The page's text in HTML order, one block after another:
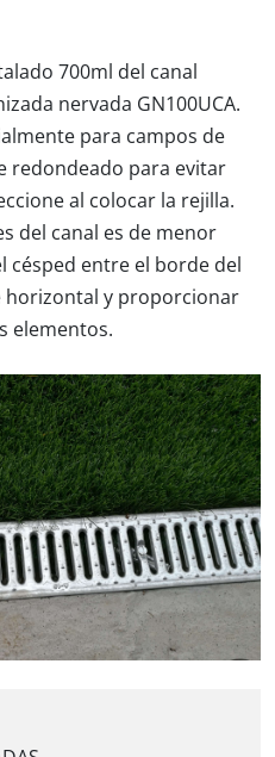
700ml del canal
nervada GN100UCA.
para campos de
redondeado para evitar
al colocar la rejilla.
del canal es de menor
césped entre el borde del
horizontal y proporcionar
elementos.